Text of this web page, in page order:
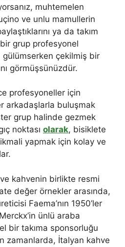
muhtemelen
ve unlu mamullerin
ya da takım
grup profesyonel
gülümserken çekilmiş bir
görmüşsünüzdür.
profesyoneller için
arkadaşlarla buluşmak
grup halinde gezmek
​​noktası olarak, bisiklete
yapmak için kolay ve
kahvenin birlikte resmi
değer örnekler arasında,
Faema’nın 1950’ler
ünlü araba
bir takıma sponsorluğu
zamanlarda, İtalyan kahve